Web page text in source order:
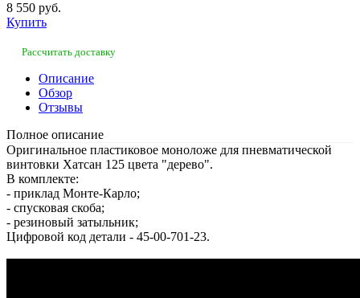
8 550 руб.
Купить
Рассчитать доставку
Описание
Обзор
Отзывы
Полное описание
Оригинальное пластиковое моноложе для пневматической
винтовки Хатсан 125 цвета "дерево".
В комплекте:
- приклад Монте-Карло;
- спусковая скоба;
- резиновый затыльник;
Цифровой код детали - 45-00-701-23.